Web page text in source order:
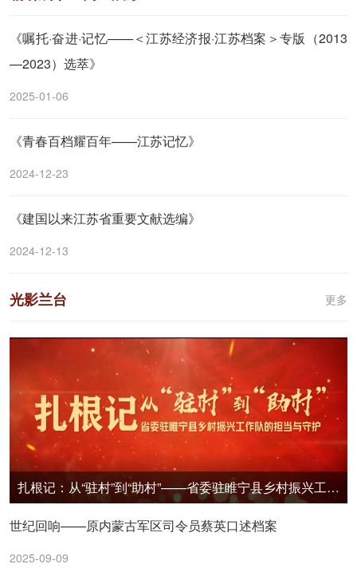
《嘱托·奋进·记忆——＜江苏经济报·江苏档案＞专版（2013
—2023）选萃》
2025-01-06
《青春百档耀百年——江苏记忆》
2024-12-23
《建国以来江苏省重要文献选编》
2024-12-13
光影兰台 更多
扎根记：从“驻村”到“助村”——省委驻睢宁县乡村振兴工作队的担当与守护
世纪回响——原内蒙古军区司令员蔡英口述档案
2025-09-09